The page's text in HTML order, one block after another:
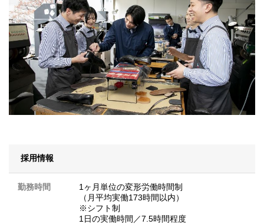
採用情報
勤務時間
1ヶ月単位の変形労働時間制
（月平均実働173時間以内）
※シフト制
1日の実働時間／7.5時間程度